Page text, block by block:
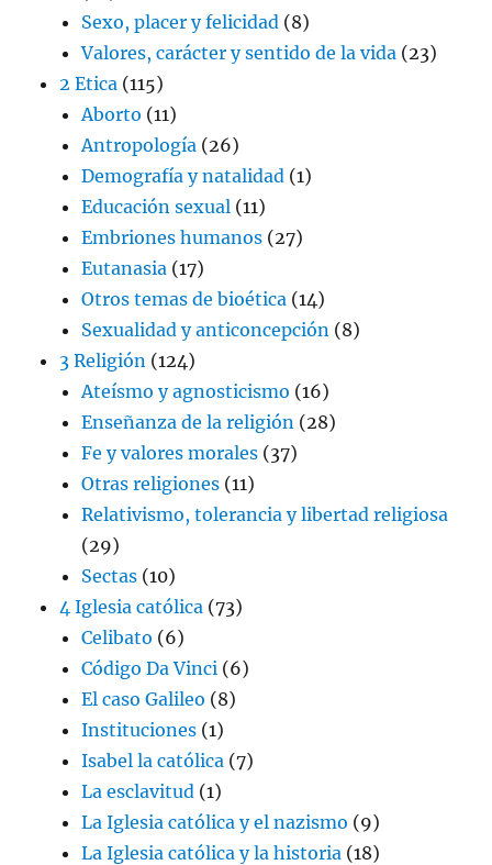
Sexo, placer y felicidad (8)
Valores, carácter y sentido de la vida (23)
2 Etica (115)
Aborto (11)
Antropología (26)
Demografía y natalidad (1)
Educación sexual (11)
Embriones humanos (27)
Eutanasia (17)
Otros temas de bioética (14)
Sexualidad y anticoncepción (8)
3 Religión (124)
Ateísmo y agnosticismo (16)
Enseñanza de la religión (28)
Fe y valores morales (37)
Otras religiones (11)
Relativismo, tolerancia y libertad religiosa
(29)
Sectas (10)
4 Iglesia católica (73)
Celibato (6)
Código Da Vinci (6)
El caso Galileo (8)
Instituciones (1)
Isabel la católica (7)
La esclavitud (1)
La Iglesia católica y el nazismo (9)
La Iglesia católica y la historia (18)